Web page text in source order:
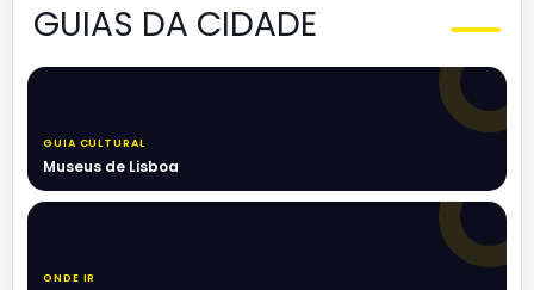
GUIAS DA CIDADE
GUIA CULTURAL
Museus de Lisboa
ONDE IR